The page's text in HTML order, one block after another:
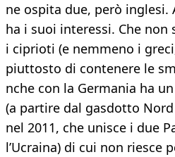
ne ospita due, però inglesi.
ha i suoi interessi. Che
i ciprioti (e nemmeno i
piuttosto di contenere le
nche con la Germania ha
(a partire dal gasdotto
nel 2011, che unisce i due
l’Ucraina) di cui non riesce